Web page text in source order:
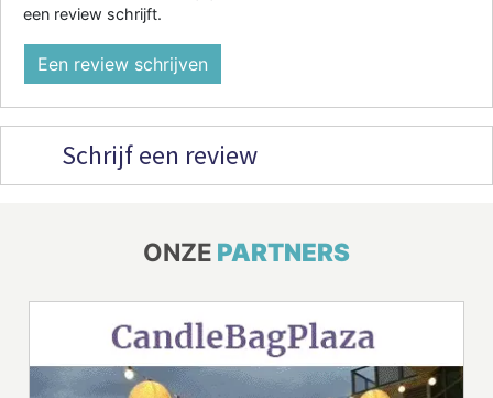
een review schrijft.
Een review schrijven
Schrijf een review
ONZE PARTNERS